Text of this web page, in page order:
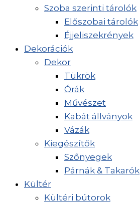
Szoba szerinti tárolók
Előszobai tárolók
Éjjeliszekrények
Dekorációk
Dekor
Tükrök
Órák
Művészet
Kabát állványok
Vázák
Kiegészítők
Szőnyegek
Párnák & Takarók
Kültér
Kültéri bútorok